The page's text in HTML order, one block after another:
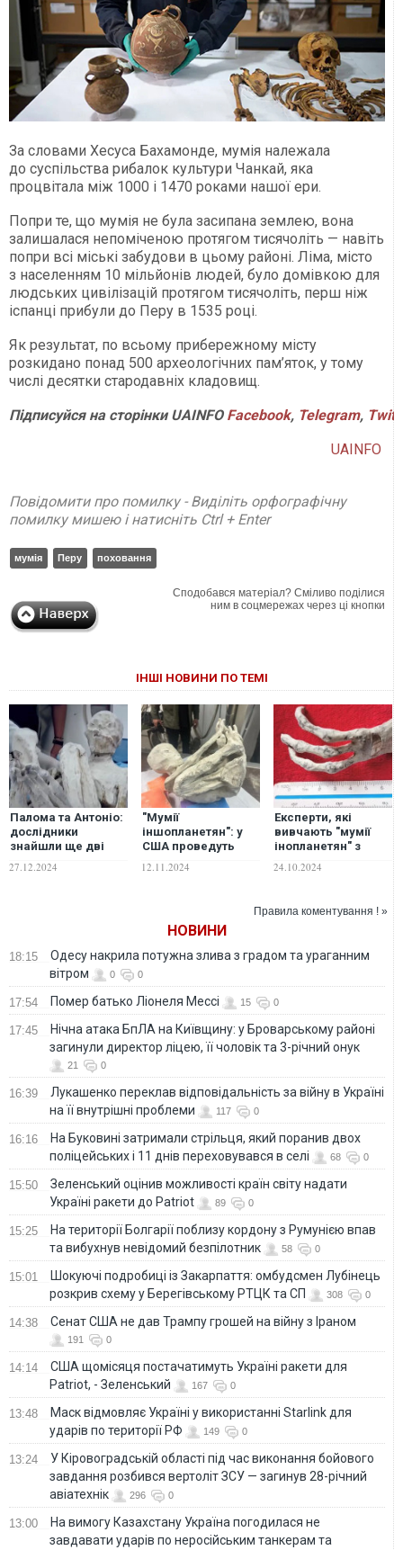
За словами Хесуса Бахамонде, мумія належала
до суспільства рибалок культури Чанкай, яка
процвітала між 1000 і 1470 роками нашої ери.
Попри те, що мумія не була засипана землею, вона
залишалася непоміченою протягом тисячоліть — навіть
попри всі міські забудови в цьому районі. Ліма, місто
з населенням 10 мільйонів людей, було домівкою для
людських цивілізацій протягом тисячоліть, перш ніж
іспанці прибули до Перу в 1535 році.
Як результат, по всьому прибережному місту
розкидано понад 500 археологічних пам’яток, у тому
числі десятки стародавніх кладовищ.
ПідписуйсянасторінкиUAINFO Facebook, Telegram,
UAINFO
Повідомити про помилку - Виділіть орфографічну
помилку мишею і натисніть Ctrl + Enter
мумія Перу поховання
Сподобався матеріал? Сміливо поділися
ним в соцмережах через ці кнопки
ІНШІ НОВИНИ ПО ТЕМІ
Палома та Антоніо:
дослідники
знайшли ще дві
іншопланетян"
27.12.2024
"Мумії
іншопланетян": у
США проведуть
розставить всі
12.11.2024
Експерти, які
вивчають "мумії
інопланетян" з
вражаючу знахідку
24.10.2024
Правила коментування ! »
НОВИНИ
18:15
Одесу накрила потужна злива з градом та ураганним
вітром
0 0
17:54 Помер батько Ліонеля Мессі 15 0
17:45
Нічна атака БпЛА на Київщину: у Броварському районі
загинули директор ліцею, її чоловік та 3-річний онук
21 0
16:39
Лукашенко переклав відповідальність за війну в Україні
на її внутрішні проблеми
117 0
16:16
На Буковині затримали стрільця, який поранив двох
поліцейських і 11 днів переховувався в селі
68 0
15:50
Зеленський оцінив можливості країн світу надати
Україні ракети до Patriot
89 0
15:25
На території Болгарії поблизу кордону з Румунією впав
та вибухнув невідомий безпілотник
58 0
15:01
Шокуючі подробиці із Закарпаття: омбудсмен Лубінець
розкрив схему у Берегівському РТЦК та СП
308 0
14:38 Сенат США не дав Трампу грошей на війну з Іраном
191 0
14:14
США щомісяця постачатимуть Україні ракети для
Patriot, - Зеленський
167 0
13:48
Маск відмовляє Україні у використанні Starlink для
ударів по території РФ
149 0
13:24
У Кіровоградській області під час виконання бойового
завдання розбився вертоліт ЗСУ — загинув 28-річний
авіатехнік
296 0
13:00
На вимогу Казахстану Україна погодилася не
завдавати ударів по неросійським танкерам та